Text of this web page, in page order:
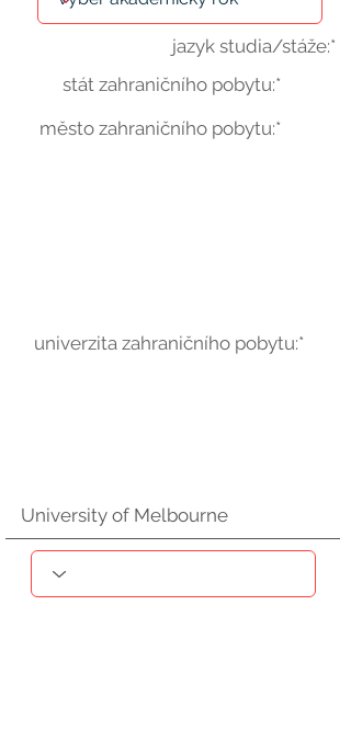
jazyk studia/stáže:*
stát zahraničního pobytu:*
město zahraničního pobytu:*
univerzita zahraničního pobytu:*